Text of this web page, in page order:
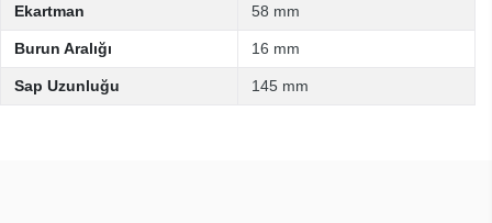
Ekartman 58 mm
Burun Aralığı 16 mm
Sap Uzunluğu 145 mm